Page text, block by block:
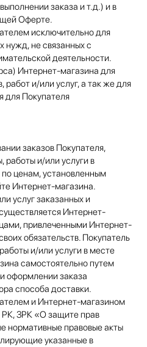
заказа и т.д.) и в
Оферте.
исключительно для
нужд, не связанных с
деятельности.
Интернет-магазина для
работ и/или услуг, а так же для
для Покупателя
заказов Покупателя,
работы и/или услуги в
по ценам, установленным
Интернет-магазина.
услуг заказанных и
Интернет-
привлеченными Интернет-
обязательств. Покупатель
и/или услуги в месте
самостоятельно путем
оформлении заказа
способа доставки.
и Интернет-магазином
ЗРК «О защите прав
нормативные правовые акты
указанные в